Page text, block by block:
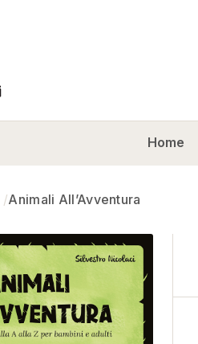
Home
Animali All’Avventura